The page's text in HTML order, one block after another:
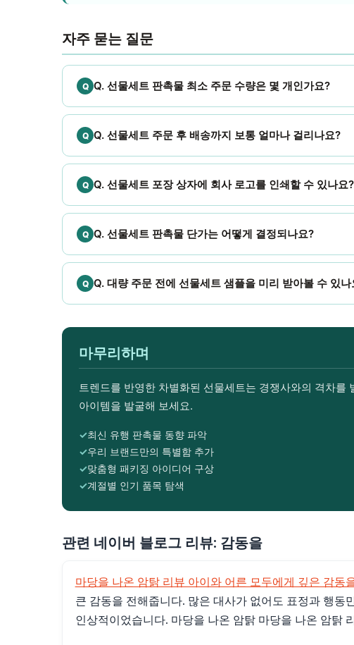
자주 묻는 질문
Q. 선물세트 판촉물 최소 주문 수량은 몇 개인가요?
Q. 선물세트 주문 후 배송까지 보통 얼마나 걸리나요?
Q. 선물세트 포장 상자에 회사 로고를 인쇄할 수 있나요?
Q. 선물세트 판촉물 단가는 어떻게 결정되나요?
Q. 대량 주문 전에 선물세트 샘플을 미리 받아볼 수 있나
마무리하며
트렌드를 반영한 차별화된 선물세트는 경쟁사와의 격차를
아이템을 발굴해 보세요.
최신 유행 판촉물 동향 파악
우리 브랜드만의 특별함 추가
맞춤형 패키징 아이디어 구상
계절별 인기 품목 탐색
관련 네이버 블로그 리뷰: 감동을
마당을 나온 암탉 리뷰 아이와 어른 모두에게 깊은 감동
큰 감동을 전해줍니다. 많은 대사가 없어도 표정과 행동
인상적이었습니다. 마당을 나온 암탉 마당을 나온 암탉